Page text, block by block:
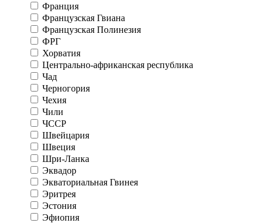
Франция
Французская Гвиана
Французская Полинезия
ФРГ
Хорватия
Центрально-африканская республика
Чад
Черногория
Чехия
Чили
ЧССР
Швейцария
Швеция
Шри-Ланка
Эквадор
Экваториальная Гвинея
Эритрея
Эстония
Эфиопия